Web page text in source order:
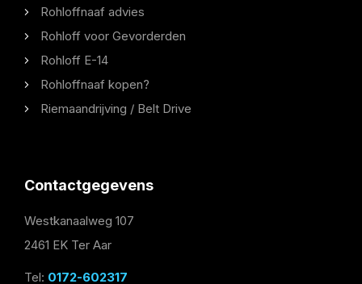
Rohloffnaaf advies
Rohloff voor Gevorderden
Rohloff E-14
Rohloffnaaf kopen?
Riemaandrijving / Belt Drive
Contactgegevens
Westkanaalweg 107
2461 EK Ter Aar
Tel: 0172-602317